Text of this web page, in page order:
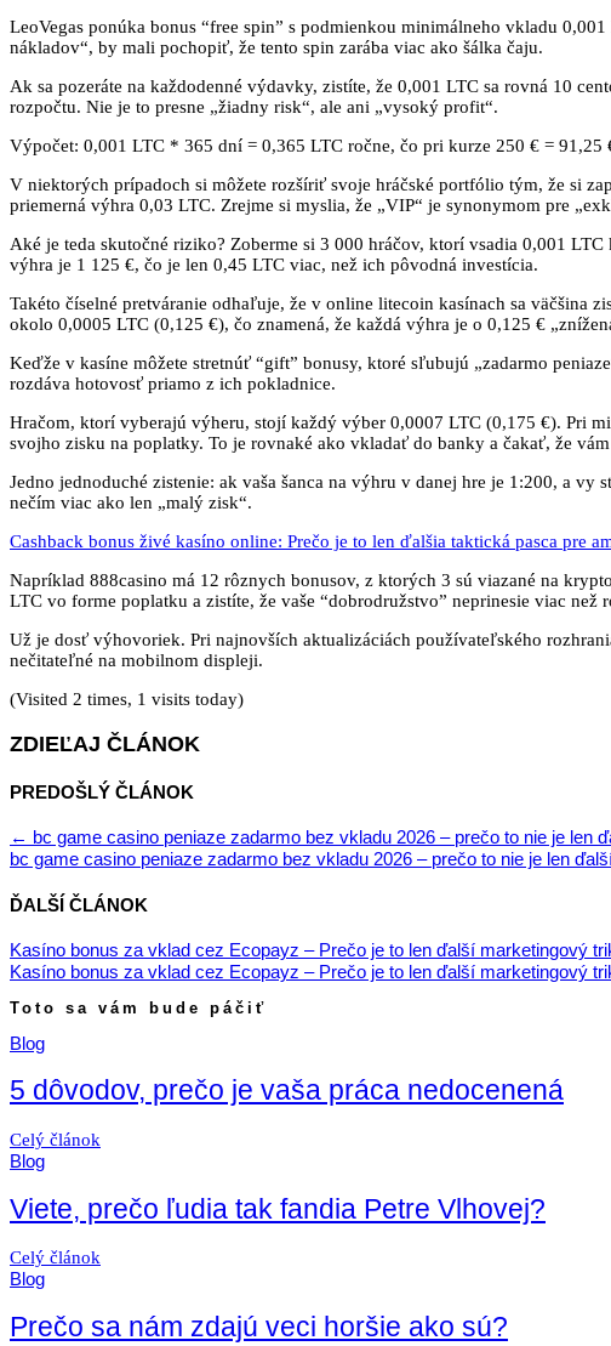
LeoVegas ponúka bonus “free spin” s podmienkou minimálneho vkladu
nákladov“, by mali pochopiť, že tento spin zarába viac ako šálka čaju.
Ak sa pozeráte na každodenné výdavky, zistíte, že 0,001 LTC sa rovná 10
rozpočtu. Nie je to presne „žiadny risk“, ale ani „vysoký profit“.
Výpočet: 0,001 LTC * 365 dní = 0,365 LTC ročne, čo pri kurze 250 € =
V niektorých prípadoch si môžete rozšíriť svoje hráčské portfólio tým, že si
priemerná výhra 0,03 LTC. Zrejme si myslia, že „VIP“ je synonymom pre
Aké je teda skutočné riziko? Zoberme si 3 000 hráčov, ktorí vsadia 0,001
výhra je 1 125 €, čo je len 0,45 LTC viac, než ich pôvodná investícia.
Takéto číselné pretváranie odhaľuje, že v online litecoin kasínach sa väčšina
okolo 0,0005 LTC (0,125 €), čo znamená, že každá výhra je o 0,125 €
Keďže v kasíne môžete stretnúť “gift” bonusy, ktoré sľubujú „zadarmo
rozdáva hotovosť priamo z ich pokladnice.
Hračom, ktorí vyberajú výheru, stojí každý výber 0,0007 LTC (0,175 €). Pri
svojho zisku na poplatky. To je rovnaké ako vkladať do banky a čakať, že
Jedno jednoduché zistenie: ak vaša šanca na výhru v danej hre je 1:200, a
nečím viac ako len „malý zisk“.
Cashback bonus živé kasíno online: Prečo je to len ďalšia taktická pasca pre
Napríklad 888casino má 12 rôznych bonusov, z ktorých 3 sú viazané na
LTC vo forme poplatku a zistíte, že vaše “dobrodružstvo” neprinesie viac než
Už je dosť výhovoriek. Pri najnovších aktualizáciách používateľského
nečitateľné na mobilnom displeji.
(Visited 2 times, 1 visits today)
ZDIEĽAJ ČLÁNOK
PREDOŠLÝ ČLÁNOK
← bc game casino peniaze zadarmo bez vkladu 2026 – prečo to nie je len
bc game casino peniaze zadarmo bez vkladu 2026 – prečo to nie je len
ĎALŠÍ ČLÁNOK
Kasíno bonus za vklad cez Ecopayz – Prečo je to len ďalší marketingový
Kasíno bonus za vklad cez Ecopayz – Prečo je to len ďalší marketingový
Toto sa vám bude páčiť
Blog
5 dôvodov, prečo je vaša práca nedocenená
Celý článok
Blog
Viete, prečo ľudia tak fandia Petre Vlhovej?
Celý článok
Blog
Prečo sa nám zdajú veci horšie ako sú?